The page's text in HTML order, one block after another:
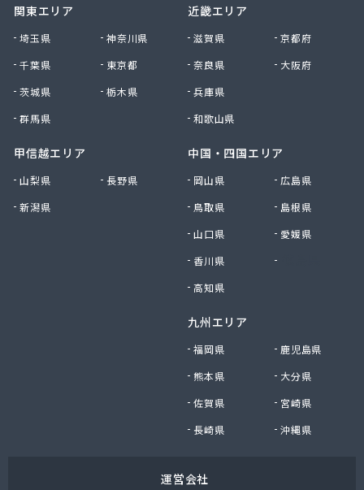
関東エリア
埼玉県
神奈川県
千葉県
東京都
茨城県
栃木県
群馬県
甲信越エリア
山梨県
長野県
新潟県
近畿エリア
滋賀県
京都府
奈良県
大阪府
兵庫県
和歌山県
中国・四国エリア
岡山県
広島県
鳥取県
島根県
山口県
愛媛県
香川県
高知県
九州エリア
福岡県
鹿児島県
熊本県
大分県
佐賀県
宮崎県
長崎県
沖縄県
運営会社